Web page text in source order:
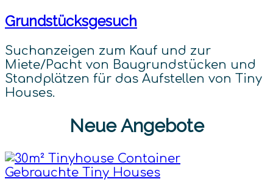
Grundstücksgesuch
Suchanzeigen zum Kauf und zur
Miete/Pacht von Baugrundstücken und
Standplätzen für das Aufstellen von Tiny
Houses.
Neue Angebote
Gebrauchte Tiny Houses